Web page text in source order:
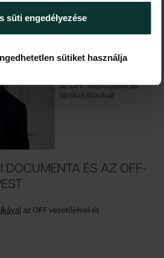
valamint weboldalforgalmunk
süti engedélyezése
sütiket használja
DOCUMENTA ÉS AZ OFF-
az OFF vezetőjével és